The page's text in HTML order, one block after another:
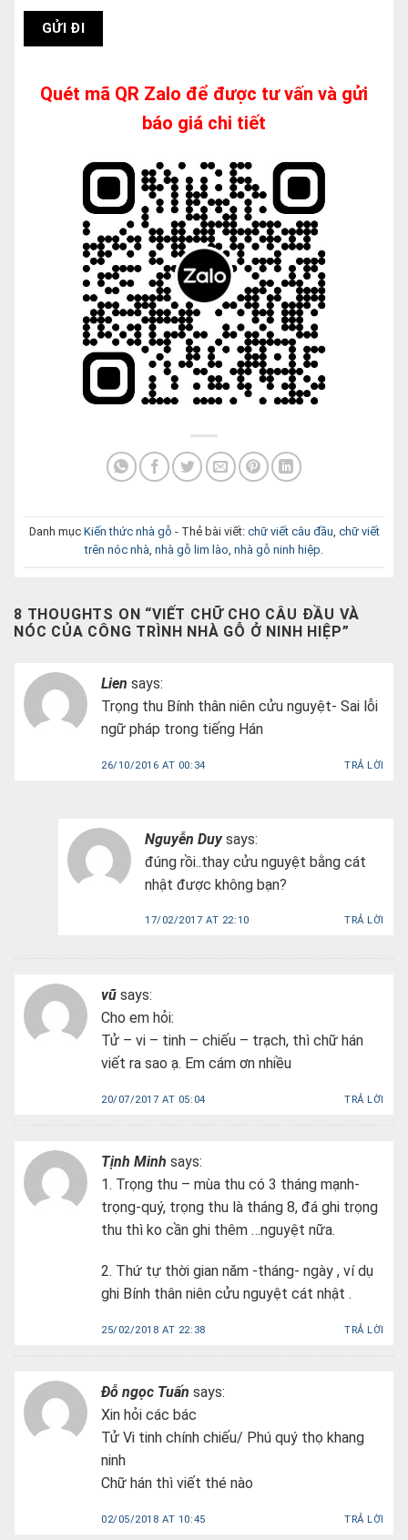
Quét mã QR Zalo để được tư vấn và gửi
báo giá chi tiết
Danh mục Kiến thức nhà gỗ - Thẻ bài viết: chữ viết câu đầu, chữ viết
trên nóc nhà, nhà gỗ lim lào, nhà gỗ ninh hiệp.
8 THOUGHTS ON “VIẾT CHỮ CHO CÂU ĐẦU VÀ
NÓC CỦA CÔNG TRÌNH NHÀ GỖ Ở NINH HIỆP”
Lien says:
Trọng thu Bính thân niên cửu nguyệt- Sai lỗi
ngữ pháp trong tiếng Hán
26/10/2016 AT 00:34 TRẢ LỜI
Nguyễn Duy says:
đúng rồi..thay cửu nguyệt bằng cát
nhật được không bạn?
17/02/2017 AT 22:10 TRẢ LỜI
vũ says:
Cho em hỏi:
Tử – vi – tinh – chiếu – trạch, thì chữ hán
viết ra sao ạ. Em cám ơn nhiều
20/07/2017 AT 05:04 TRẢ LỜI
Tịnh Minh says:
1. Trọng thu – mùa thu có 3 tháng mạnh-
trọng-quý, trọng thu là tháng 8, đá ghi trọng
thu thì ko cần ghi thêm …nguyệt nữa.
2. Thứ tự thời gian năm -tháng- ngày , ví dụ
ghi Bính thân niên cửu nguyệt cát nhật .
25/02/2018 AT 22:38 TRẢ LỜI
Đỗ ngọc Tuấn says:
Xin hỏi các bác
Tử Vi tinh chính chiếu/ Phú quý thọ khang
ninh
Chữ hán thì viết thé nào
02/05/2018 AT 10:45 TRẢ LỜI